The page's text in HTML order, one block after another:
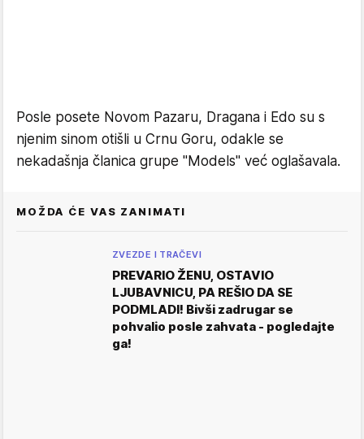
Posle posete Novom Pazaru, Dragana i Edo su s
njenim sinom otišli u Crnu Goru, odakle se
nekadašnja članica grupe "Models" već oglašavala.
MOŽDA ĆE VAS ZANIMATI
ZVEZDE I TRAČEVI
PREVARIO ŽENU, OSTAVIO
LJUBAVNICU, PA REŠIO DA SE
PODMLADI! Bivši zadrugar se
pohvalio posle zahvata - pogledajte
ga!